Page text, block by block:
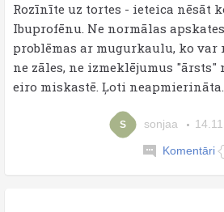
Rozīnīte uz tortes - ieteica nēsāt
Ibuprofēnu. Ne normālas
problēmas ar mugurkaulu, ko var
ne zāles, ne izmeklējumus "ārsts"
eiro miskastē. Ļoti neapmierināta.
S sonjaa
Komentāri